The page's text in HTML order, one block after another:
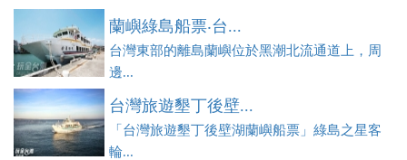
登、訂房系統、客房委託旅行社銷售，全面優惠中....
蘭嶼綠島船票‧台...
台灣東部的離島蘭嶼位於黑潮北流通道上，周
邊...
台灣旅遊墾丁後壁...
「台灣旅遊墾丁後壁湖蘭嶼船票」綠島之星客
輪...